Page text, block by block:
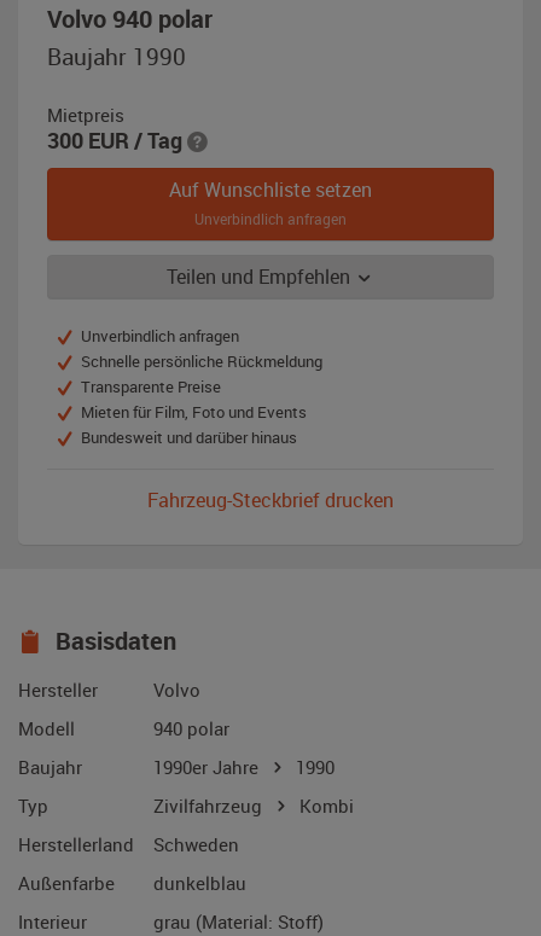
Volvo 940 polar,
Baujahr 1990
Mietpreis
300 EUR / Tag
Auf Wunschliste setzen
Unverbindlich anfragen
Teilen und Empfehlen
Unverbindlich anfragen
Schnelle persönliche Rückmeldung
Transparente Preise
Mieten für Film, Foto und Events
Bundesweit und darüber hinaus
Fahrzeug-Steckbrief drucken
Basisdaten
Hersteller
Volvo
Modell
940 polar
Baujahr
1990er Jahre
1990
Typ
Zivilfahrzeug
Kombi
Herstellerland
Schweden
Außenfarbe
dunkelblau
Interieur
grau (Material: Stoff)